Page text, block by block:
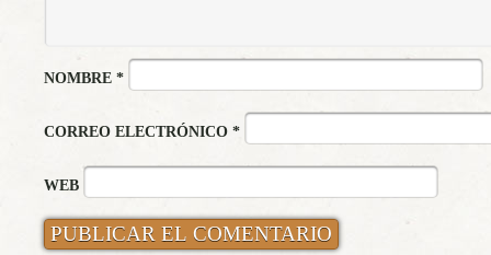
NOMBRE *
CORREO ELECTRÓNICO *
WEB